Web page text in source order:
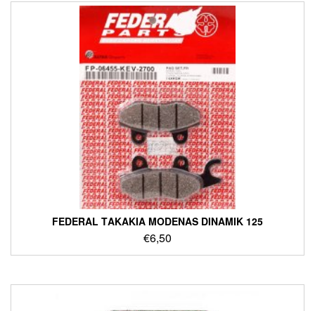
FEDERAL ΤΑΚΑΚΙΑ MODENAS DINAMIK 125
€6,50